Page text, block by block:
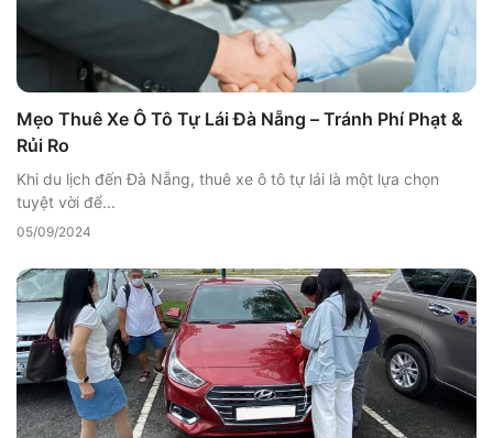
Mẹo Thuê Xe Ô Tô Tự Lái Đà Nẵng – Tránh Phí Phạt &
Rủi Ro
Khi du lịch đến Đà Nẵng, thuê xe ô tô tự lái là một lựa chọn
tuyệt vời để...
05/09/2024